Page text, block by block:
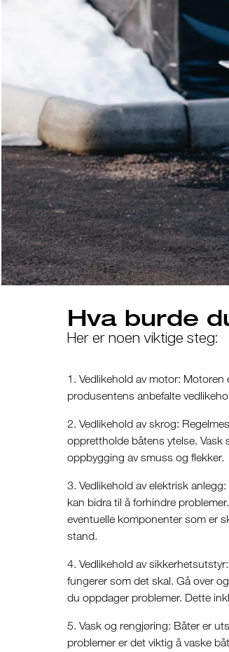
Hva burde
Her er noen viktige steg:
1. Vedlikehold av motor:
produsentens anbefalte
2. Vedlikehold av skrog:
opprettholde båtens ytelse. Vask
oppbygging av smuss og flekker.
3. Vedlikehold av elektrisk
kan bidra til å forhindre
eventuelle komponenter som er
stand.
4. Vedlikehold av
fungerer som det skal. Gå over
du oppdager problemer. Dette
5. Vask og rengjøring: Båter er
problemer er det viktig å vaske